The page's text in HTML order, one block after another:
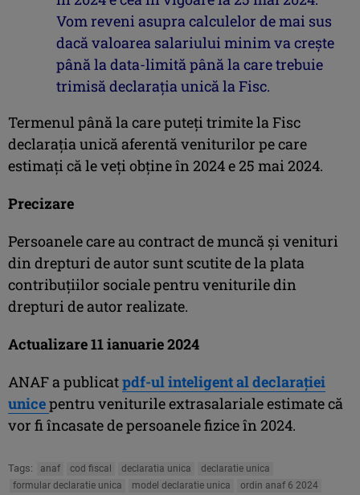
Vom reveni asupra calculelor de mai sus
dacă valoarea salariului minim va creşte
până la data-limită până la care trebuie
trimisă declaraţia unică la Fisc.
Termenul până la care puteţi trimite la Fisc
declaraţia unică aferentă veniturilor pe care
estimaţi că le veţi obţine în 2024 e 25 mai 2024.
Precizare
Persoanele care au contract de muncă şi venituri
din drepturi de autor sunt scutite de la plata
contribuţiilor sociale pentru veniturile din
drepturi de autor realizate.
Actualizare 11 ianuarie 2024
ANAF a publicatpdf-ul inteligent al declaraţiei
unicepentru veniturile extrasalariale estimate că
vor fi încasate de persoanele fizice în 2024.
Tags: anaf cod fiscal declaratia unica
declaratie unica
formular declaratie unica
model declaratie unica
ordin anaf 6 2024